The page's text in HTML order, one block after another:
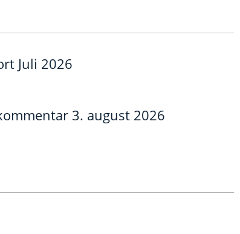
Juli 2026
3. august 2026